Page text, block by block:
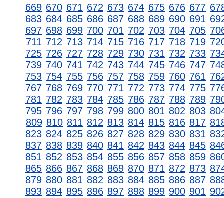
669 670 671 672 673 674 675 676 677
683 684 685 686 687 688 689 690 691
697 698 699 700 701 702 703 704 705
711 712 713 714 715 716 717 718 719
725 726 727 728 729 730 731 732 733
739 740 741 742 743 744 745 746 747
753 754 755 756 757 758 759 760 761
767 768 769 770 771 772 773 774 775
781 782 783 784 785 786 787 788 789
795 796 797 798 799 800 801 802 803
809 810 811 812 813 814 815 816 817
823 824 825 826 827 828 829 830 831
837 838 839 840 841 842 843 844 845
851 852 853 854 855 856 857 858 859
865 866 867 868 869 870 871 872 873
879 880 881 882 883 884 885 886 887
893 894 895 896 897 898 899 900 901